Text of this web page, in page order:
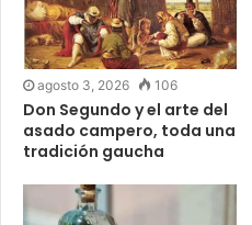
agosto 3, 2026 106
Don Segundo y el arte del
asado campero, toda una
tradición gaucha